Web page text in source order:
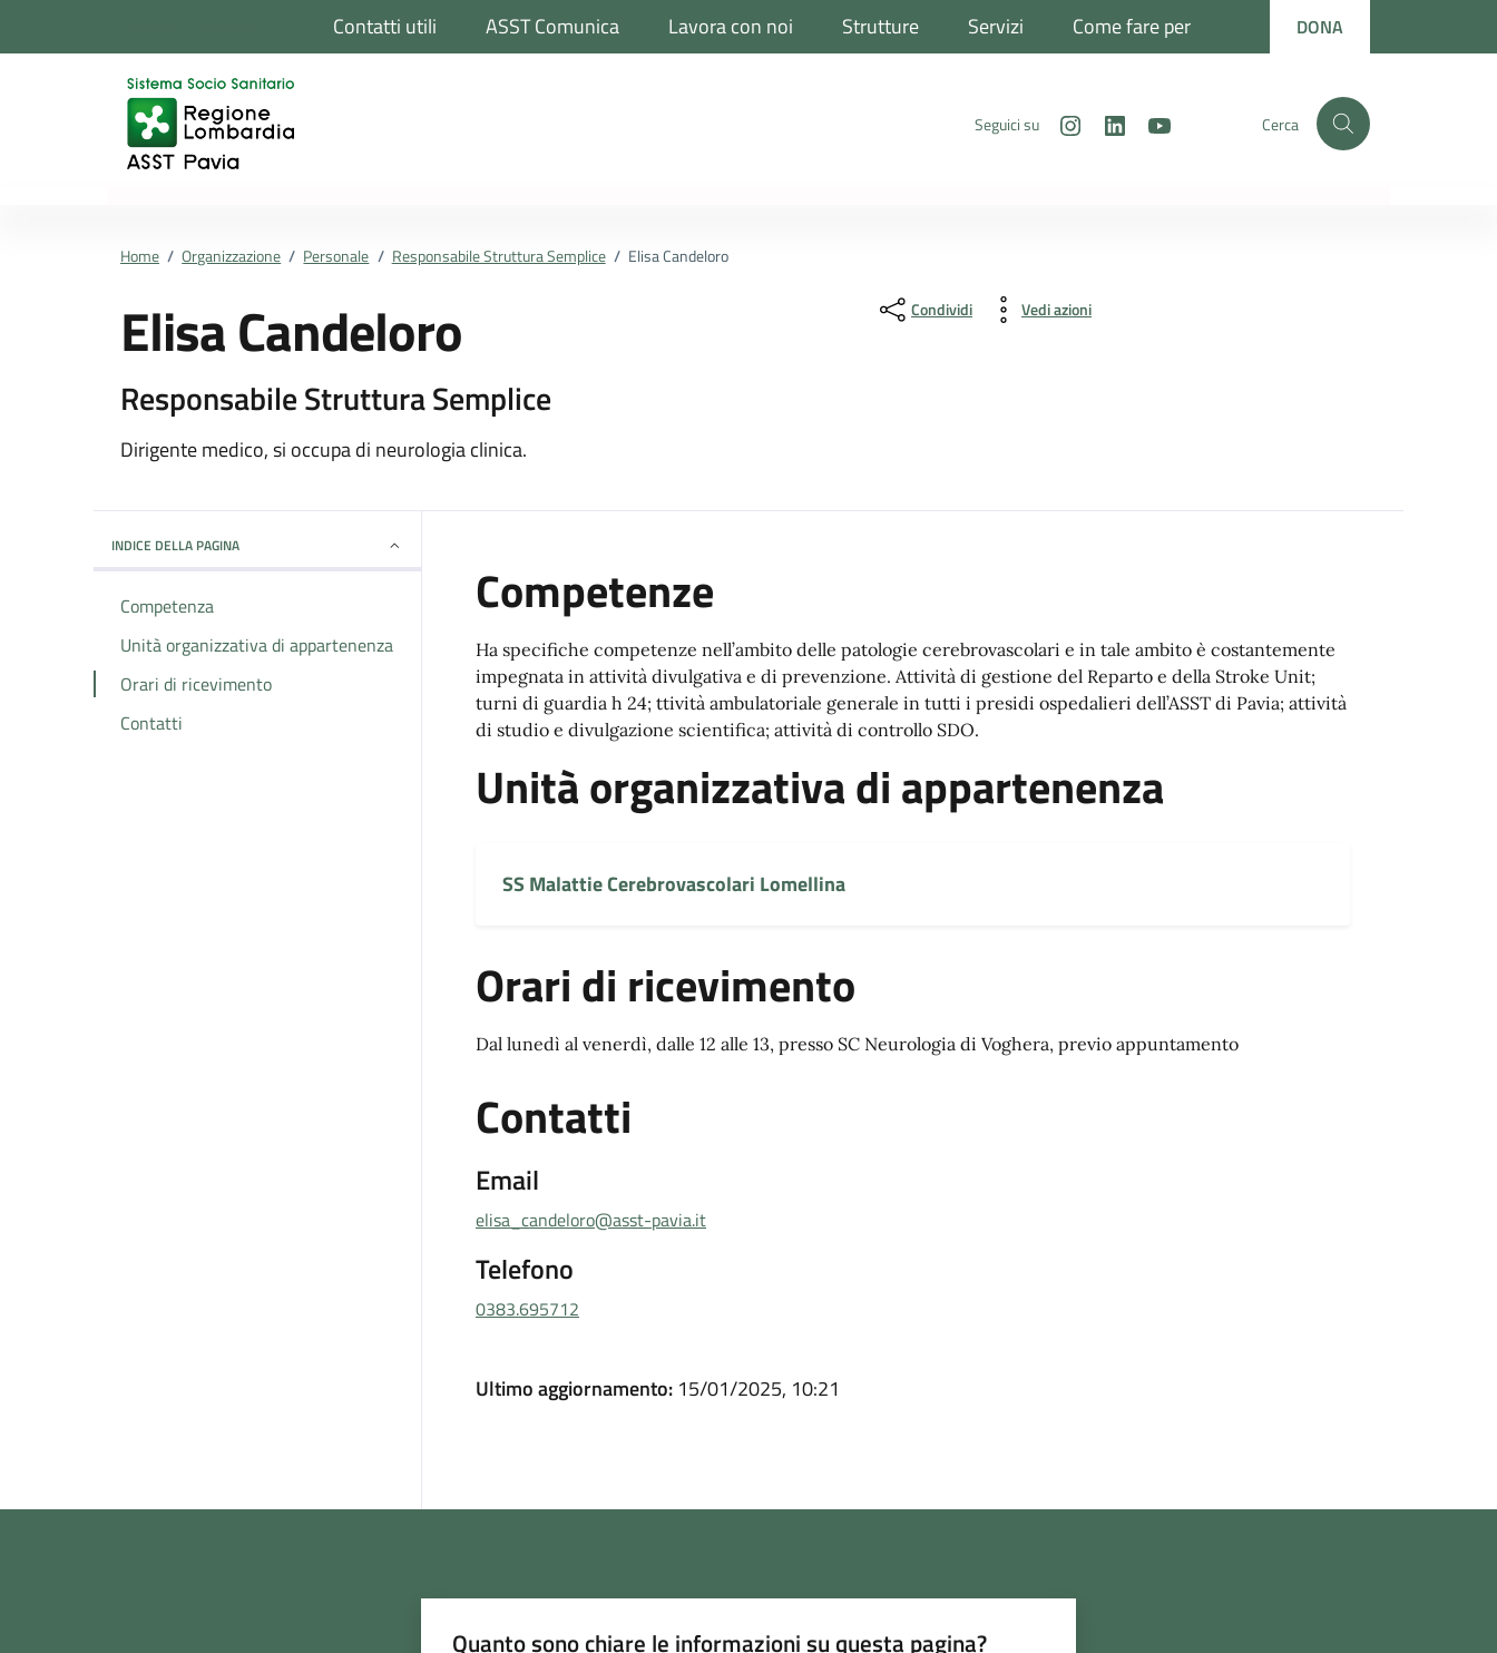
Contatti utili ASST Comunica Lavora con noi Strutture Servizi Come fare per DONA
Seguici su Instagram
LinkedIn Cerca
Home / Organizzazione / Personale / Responsabile Struttura Semplice / Elisa Candeloro
Elisa Candeloro
Responsabile Struttura Semplice
Dettagli della persona
Dirigente medico, si occupa di neurologia clinica.
Condividi Vedi azioni
INDICE DELLA PAGINA
Competenza
Unità organizzativa di appartenenza
Orari di ricevimento
Contatti
Competenze
Ha specifiche competenze nell’ambito delle patologie cerebrovascolari e in tale ambito è costantemente
impegnata in attività divulgativa e di prevenzione. Attività di gestione del Reparto e della Stroke Unit;
turni di guardia h 24; ttività ambulatoriale generale in tutti i presidi ospedalieri dell’ASST di Pavia; attività
di studio e divulgazione scientifica; attività di controllo SDO.
Unità organizzativa di appartenenza
SS Malattie Cerebrovascolari Lomellina
Orari di ricevimento
Dal lunedì al venerdì, dalle 12 alle 13, presso SC Neurologia di Voghera, previo appuntamento
Contatti
Email
elisa_candeloro@asst-pavia.it
Telefono
0383.695712
Ultimo aggiornamento: 15/01/2025, 10:21
Quanto sono chiare le informazioni su questa pagina?